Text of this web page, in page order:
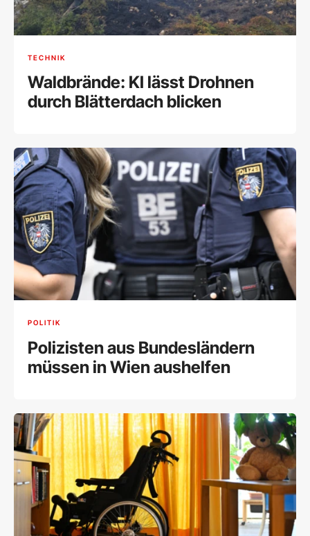
TECHNIK
Waldbrände: KI lässt Drohnen
durch Blätterdach blicken
POLITIK
Polizisten aus Bundesländern
müssen in Wien aushelfen